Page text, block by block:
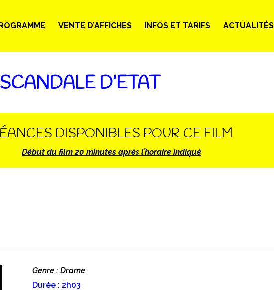
VENTE D’AFFICHES INFOS ET TARIFS ACTUALITÉS
D’ETAT
DISPONIBLES POUR CE FILM
Début du film 20 minutes après l’horaire indiqué
Genre : Drame
Durée : 2h03